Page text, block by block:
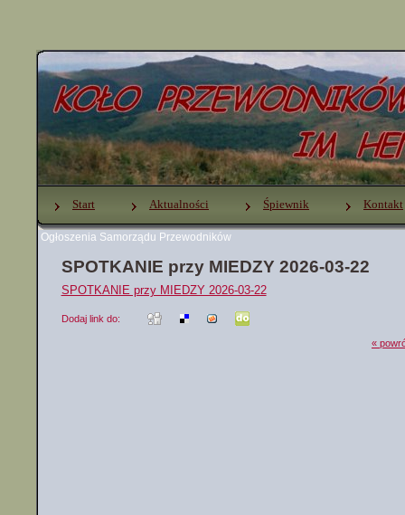
Ogłoszenia Samorządu Przewodników
Start Aktualności Śpiewnik Kontakt
SPOTKANIE przy MIEDZY 2026-03-22
SPOTKANIE przy MIEDZY 2026-03-22
Dodaj link do:
«